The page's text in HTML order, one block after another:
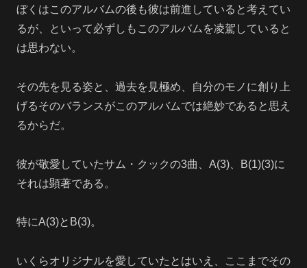
ぼくはこのアルバムの後も彼は前進していると考えてい
るが、といって必ずしもこのアルバムを凌駕していると
は思わない。
その先を見る姿と、過去を見極め、自分のモノに創り上
げるそのバランスがこのアルバムでは絶妙であると思え
るからだ。
彼が敬愛していたサム・クックの3曲、A(3)、B(1)(3)に
それは顕著である。
特にA(3)とB(3)。
いくらオリジナルを愛していたとはいえ、ここまでその